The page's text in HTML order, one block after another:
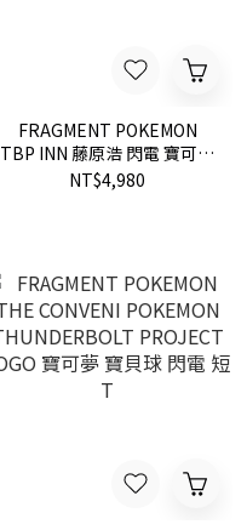
FRAGMENT POKEMON
TBP INN 藤原浩 閃電 寶可夢
玩偶 現貨
NT$4,980